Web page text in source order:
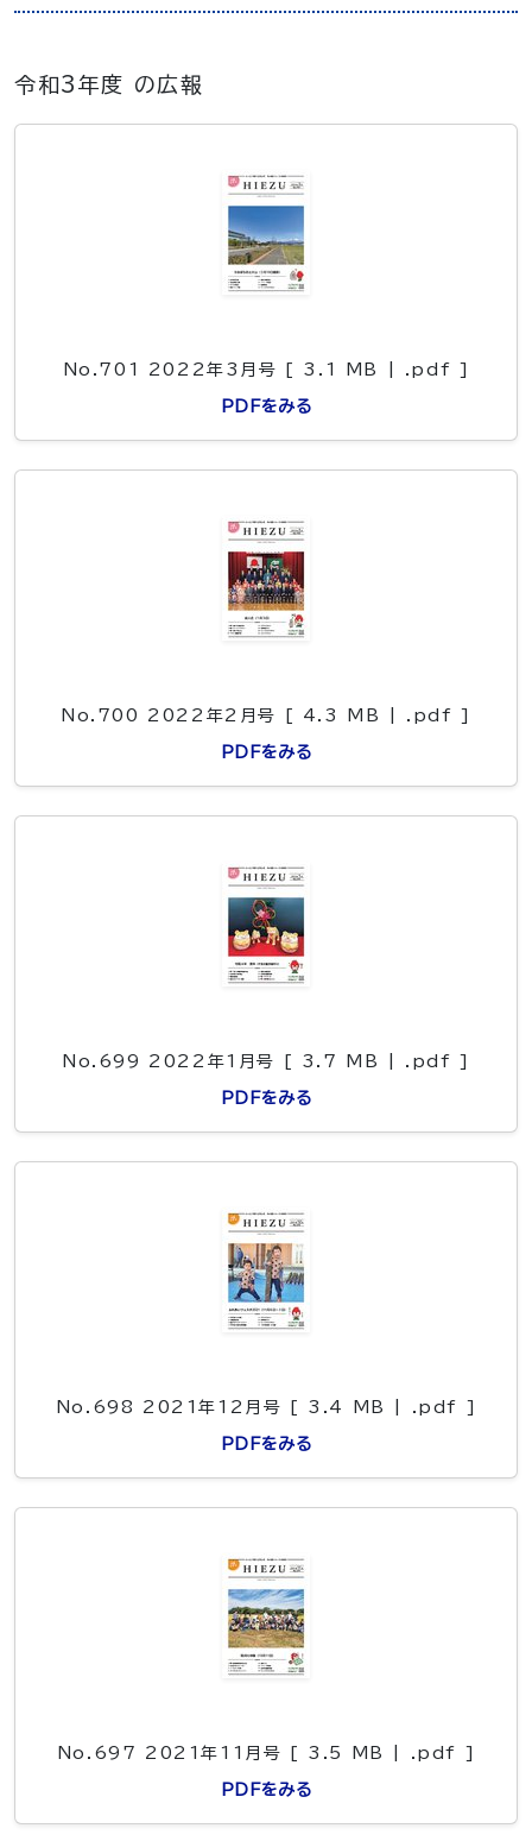
令和3年度 の広報
No.701 2022年3月号 [ 3.1 MB | .pdf ]
PDFをみる
No.700 2022年2月号 [ 4.3 MB | .pdf ]
PDFをみる
No.699 2022年1月号 [ 3.7 MB | .pdf ]
PDFをみる
No.698 2021年12月号 [ 3.4 MB | .pdf ]
PDFをみる
No.697 2021年11月号 [ 3.5 MB | .pdf ]
PDFをみる